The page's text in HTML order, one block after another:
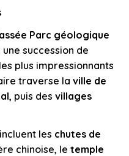
Parc géologique
succession de
plus impressionnants
traverse la ville de
, puis des villages
les chutes de
chinoise, le temple